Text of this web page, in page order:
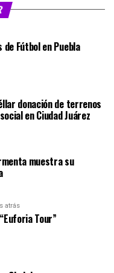
Fútbol en Puebla
donación de terrenos
en Ciudad Juárez
muestra su
atrás
Tour”